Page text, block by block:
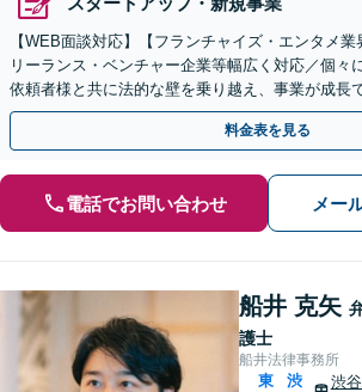
【WEB面談対応】【フランチャイズ・エンタメ
リーランス・ベンチャー企業等幅広く対応／個々
依頼者様と共に法的な壁を乗り越え、事業が成長
ポート【休日・夜間対応】
料金表を見る
電話でお問い合わせ メー
船井 克矢
護士
船井法律事務所
東
渋
渋